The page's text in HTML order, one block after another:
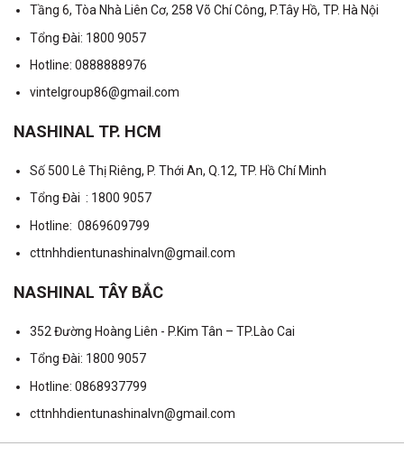
Tầng 6, Tòa Nhà Liên Cơ, 258 Võ Chí Công, P.Tây Hồ, TP. Hà Nội
Tổng Đài: 1800 9057
Hotline: 0888888976
vintelgroup86@gmail.com
NASHINAL TP. HCM
Số 500 Lê Thị Riêng, P. Thới An, Q.12, TP. Hồ Chí Minh
Tổng Đài : 1800 9057
Hotline: 0869609799
cttnhhdientunashinalvn@gmail.com
NASHINAL TÂY BẮC
352 Đường Hoàng Liên - P.Kim Tân – TP.Lào Cai
Tổng Đài: 1800 9057
Hotline: 0868937799
cttnhhdientunashinalvn@gmail.com